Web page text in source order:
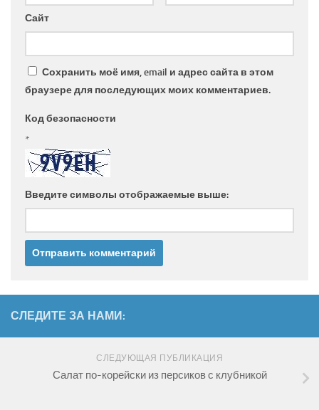
Сайт
Сохранить моё имя, email и адрес сайта в этом
браузере для последующих моих комментариев.
Код безопасности
*
Введите символы отображаемые выше:
СЛЕДИТЕ ЗА НАМИ:
СЛЕДУЮЩАЯ ПУБЛИКАЦИЯ
Салат по-корейски из персиков с клубникой